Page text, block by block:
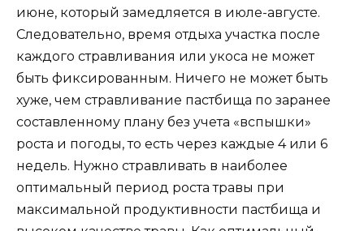
июне, который замедляется в июле-августе.
Следовательно, время отдыха участка после
каждого стравливания или укоса не может
быть фиксированным. Ничего не может быть
хуже, чем стравливание пастбища по заранее
составленному плану без учета «вспышки»
роста и погоды, то есть через каждые 4 или 6
недель. Нужно стравливать в наиболее
оптимальный период роста травы при
максимальной продуктивности пастбища и